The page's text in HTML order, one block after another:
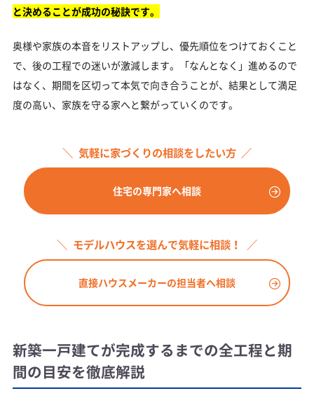
と決めることが成功の秘訣です。
奥様や家族の本音をリストアップし、優先順位をつけておくこと
で、後の工程での迷いが激減します。「なんとなく」進めるので
はなく、期間を区切って本気で向き合うことが、結果として満足
度の高い、家族を守る家へと繋がっていくのです。
気軽に家づくりの相談をしたい方
住宅の専門家へ相談
モデルハウスを選んで気軽に相談！
直接ハウスメーカーの担当者へ相談
新築一戸建てが完成するまでの全工程と期
間の目安を徹底解説